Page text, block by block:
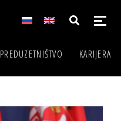
PREDUZETNIŠTVO KARIJERA